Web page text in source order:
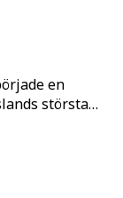
en
största…